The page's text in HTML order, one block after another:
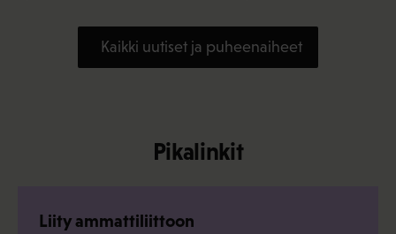
Kaikki uutiset ja puheenaiheet
Pikalinkit
Liity ammattiliittoon